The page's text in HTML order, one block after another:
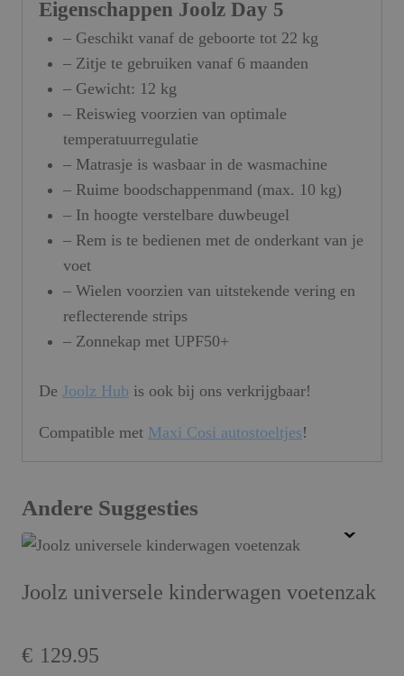
Eigenschappen Joolz Day 5
– Geschikt vanaf de geboorte tot 22 kg
– Zitje te gebruiken vanaf 6 maanden
– Gewicht: 12 kg
– Reiswieg voorzien van optimale
temperatuurregulatie
– Matrasje is wasbaar in de wasmachine
– Ruime boodschappenmand (max. 10 kg)
– In hoogte verstelbare duwbeugel
– Rem is te bedienen met de onderkant van je
voet
– Wielen voorzien van uitstekende vering en
reflecterende strips
– Zonnekap met UPF50+
De Joolz Hub is ook bij ons verkrijgbaar!
Compatible met Maxi Cosi autostoeltjes!
Andere Suggesties
Joolz universele kinderwagen voetenzak
€ 129.95